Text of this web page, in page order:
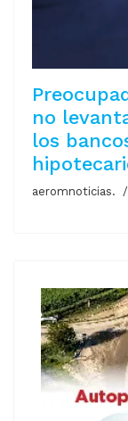
no
los
aeromnoticias.